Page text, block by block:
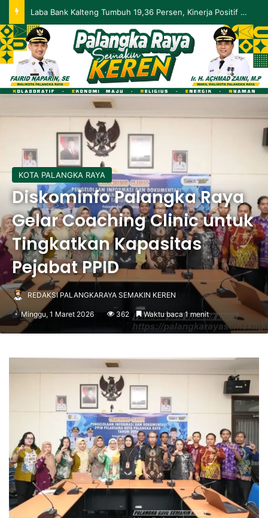
Palangka Raya Perluas Digitalisasi Perlindungan Sosial, Perkuat Akurasi Data dan Penyaluran Bansos
KOTA PALANGKA RAYA
Diskominfo Palangka Raya
Gelar Coaching Clinic untuk
Tingkatkan Kapasitas
Pejabat PPID
REDAKSI PALANGKARAYA SEMAKIN KEREN
Minggu, 1 Maret 2026 362 Waktu baca 1 menit